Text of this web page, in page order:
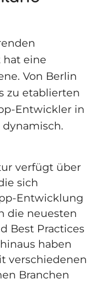
eine
Von Berlin
zu etablierten
Entwickler in
verfügt über
sich
Entwicklung
die neuesten
Best Practices
haben
verschiedenen
Branchen